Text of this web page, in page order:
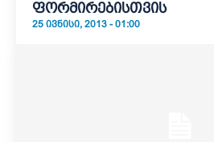
ფორმირებისთვის
25 ᲘᲕᲜᲘᲡᲘ, 2013 - 01:00